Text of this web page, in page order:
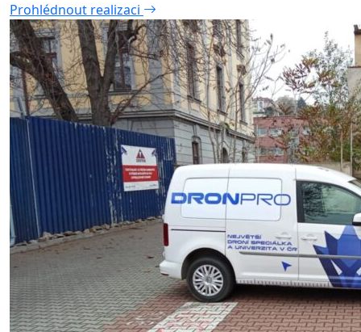
Prohlédnout realizaci